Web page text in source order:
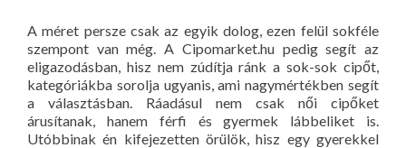
A méret persze csak az egyik dolog, ezen felül sokféle
szempont van még. A Cipomarket.hu pedig segít az
eligazodásban, hisz nem zúdítja ránk a sok-sok cipőt,
kategóriákba sorolja ugyanis, ami nagymértékben segít
a választásban. Ráadásul nem csak női cipőket
árusítanak, hanem férfi és gyermek lábbeliket is.
Utóbbinak én kifejezetten örülök, hisz egy gyerekkel